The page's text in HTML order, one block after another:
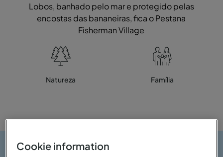
Lobos, banhado pelo mar e protegido pelas
encostas das bananeiras, fica o Pestana
Fisherman Village
Natureza Família
Cookie information